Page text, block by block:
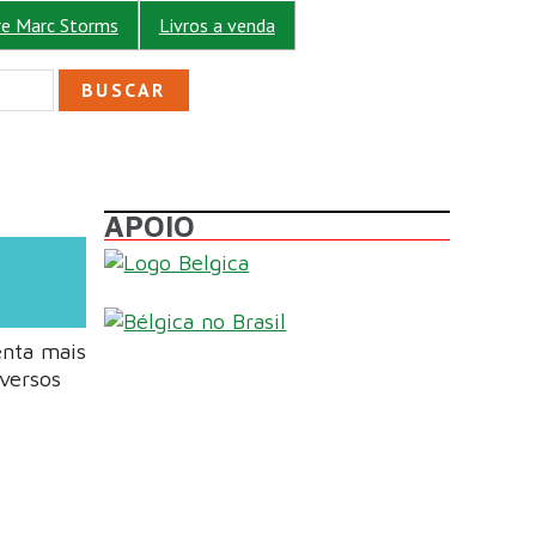
Marc Storms Livros a venda
DE BUSCA
mais
APOIO